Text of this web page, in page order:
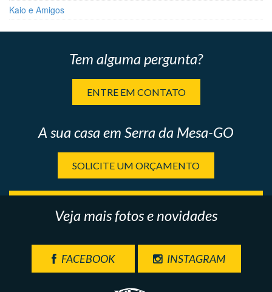
Kaio e Amigos
Tem alguma pergunta?
ENTRE EM CONTATO
A sua casa em Serra da Mesa-GO
SOLICITE UM ORÇAMENTO
Veja mais fotos e novidades
FACEBOOK INSTAGRAM